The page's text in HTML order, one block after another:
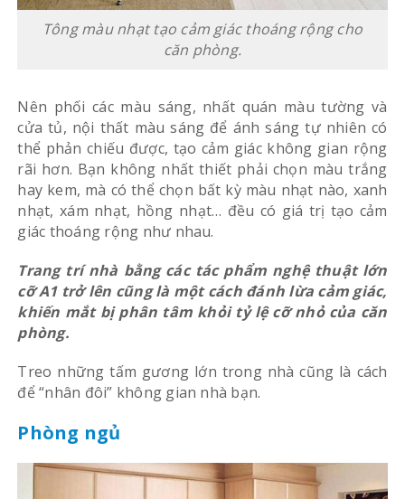
Tông màu nhạt tạo cảm giác thoáng rộng cho
căn phòng.
Nên phối các màu sáng, nhất quán màu tường và
cửa tủ, nội thất màu sáng để ánh sáng tự nhiên có
thể phản chiếu được, tạo cảm giác không gian rộng
rãi hơn. Bạn không nhất thiết phải chọn màu trắng
hay kem, mà có thể chọn bất kỳ màu nhạt nào, xanh
nhạt, xám nhạt, hồng nhạt… đều có giá trị tạo cảm
giác thoáng rộng như nhau.
Trang trí nhà bằng các tác phẩm nghệ thuật lớn
cỡ A1 trở lên cũng là một cách đánh lừa cảm giác,
khiến mắt bị phân tâm khỏi tỷ lệ cỡ nhỏ của căn
phòng.
Treo những tấm gương lớn trong nhà cũng là cách
để “nhân đôi” không gian nhà bạn.
Phòng ngủ